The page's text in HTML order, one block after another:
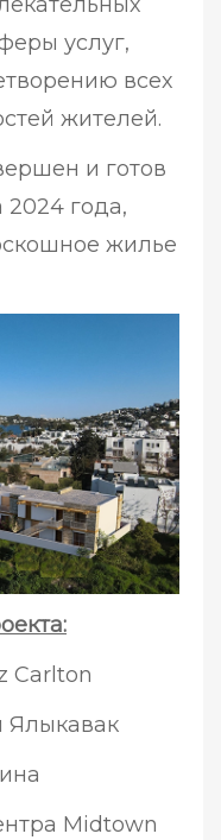
услуг,
всех
жителей.
и готов
2024 года,
жилье
Carlton
Ялыкавак
Midtown